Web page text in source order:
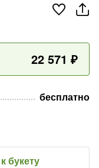
22 571 ₽
бесплатно
к букету